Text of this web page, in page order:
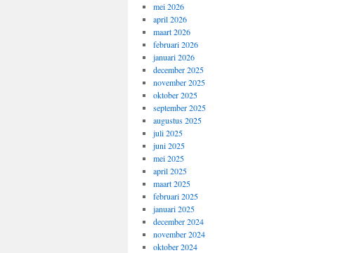
mei 2026
april 2026
maart 2026
februari 2026
januari 2026
december 2025
november 2025
oktober 2025
september 2025
augustus 2025
juli 2025
juni 2025
mei 2025
april 2025
maart 2025
februari 2025
januari 2025
december 2024
november 2024
oktober 2024